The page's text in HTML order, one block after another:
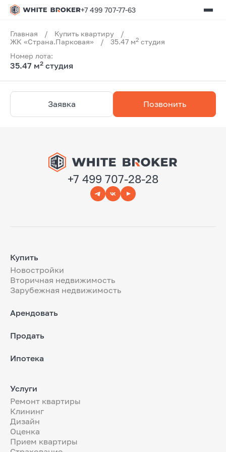
+7 499 707-77-63
Главная / Купить квартиру
/
ЖК «Страна.Парковая»
/ 35.47 м2 студия
Номер лота:
35.47 м2 студия
Заявка Позвонить
+7 499 707-28-28
Купить
Новостройки
Вторичная недвижимость
Зарубежная недвижимость
Арендовать
Продать
Ипотека
Услуги
Ремонт квартиры
Клининг
Дизайн
Оценка
Прием квартиры